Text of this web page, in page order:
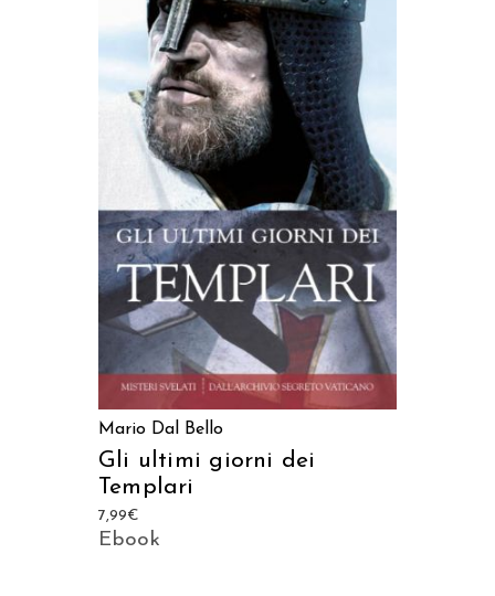
AGGIUNGI AL CARRELLO
Mario Dal Bello
Gli ultimi giorni dei
Templari
7,99€
Ebook